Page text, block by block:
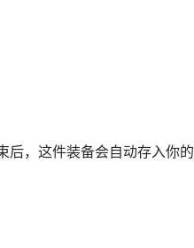
后，这件装备会自动存入你